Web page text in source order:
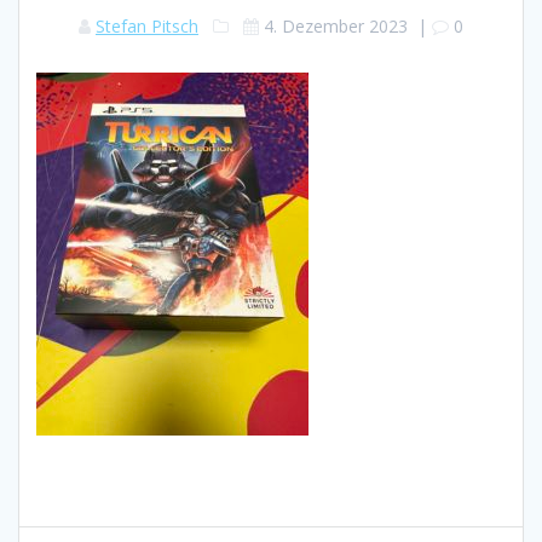
Stefan Pitsch 4. Dezember 2023 | 0